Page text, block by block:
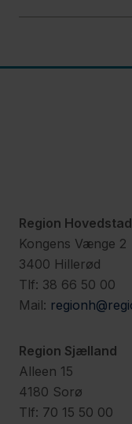
Region
Kongens Vænge 2
3400 Hillerød
Tlf: 38 66 50 00
Mail:
Region Sjælland
Alleen 15
4180 Sorø
Tlf: 70 15 50 00